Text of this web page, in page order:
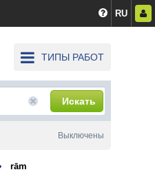
RU
ТИПЫ РАБОТ
Искать
rām
Выключены